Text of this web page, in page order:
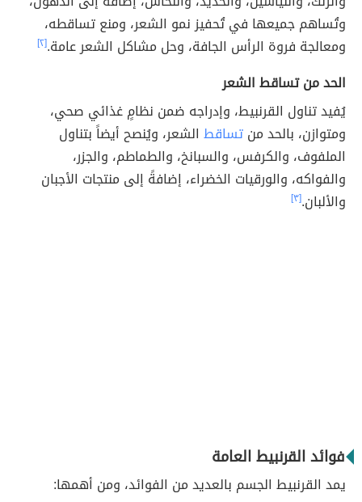
وتُساهم جميعها في تُحفيز نمو الشعر، ومنع تساقطه،
ومعالجة فروة الرأس الجافة، وحل مشاكل الشعر عامة.[٢]
الحد من تساقط الشعر
يُفيد تناول القرنبيط، وإدراجه ضمن نظامٍ غذائي صحي،
ومتوازن، بالحد منتساقط الشعر، ويُنصح أيضاً بتناول
الملفوف، والكرفس، والسبانخ، والطماطم، والجزر،
والفواكه، والورقيات الخضراء، إضافةً إلى منتجات الأجبان
والألبان.[٣]
فوائد القرنبيط العامة
يمد القرنبيط الجسم بالعديد من الفوائد، ومن أهمها: